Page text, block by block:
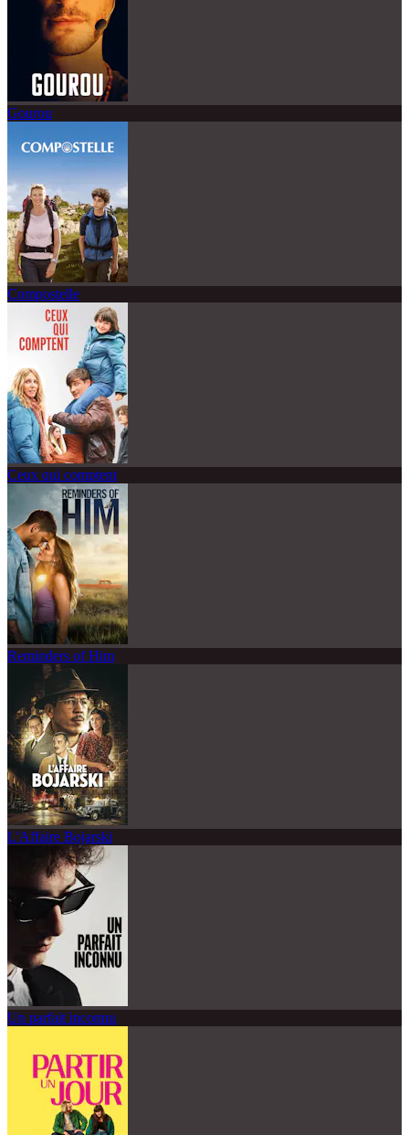
Gourou
Compostelle
Ceux qui comptent
Reminders of Him
L'Affaire Bojarski
Un parfait inconnu